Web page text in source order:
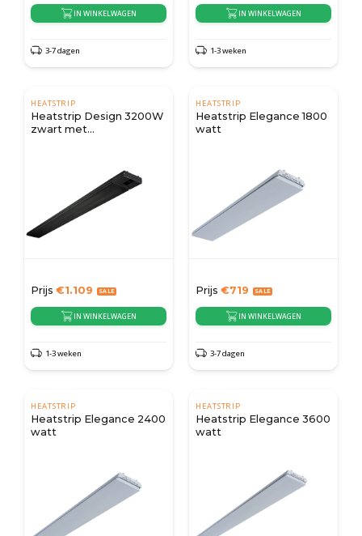
IN WINKELWAGEN
3-7 dagen
IN WINKELWAGEN
1-3 weken
HEATSTRIP
Heatstrip Design 3200W
zwart met
Prijs €1.109
IN WINKELWAGEN
1-3 weken
HEATSTRIP
Heatstrip Elegance 1800
watt
Prijs €719
IN WINKELWAGEN
3-7 dagen
HEATSTRIP
Heatstrip Elegance 2400
watt
HEATSTRIP
Heatstrip Elegance 3600
watt